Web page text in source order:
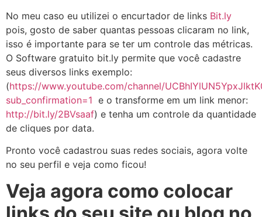
No meu caso eu utilizei o encurtador de links Bit.ly
pois, gosto de saber quantas pessoas clicaram no link,
isso é importante para se ter um controle das métricas.
O Software gratuito bit.ly permite que você cadastre
seus diversos links exemplo:
(https://www.youtube.com/channel/
sub_confirmation=1 e o transforme em um link menor:
http://bit.ly/2BVsaaf) e tenha um controle da quantidade
de cliques por data.
Pronto você cadastrou suas redes sociais, agora volte
no seu perfil e veja como ficou!
Veja agora como colocar